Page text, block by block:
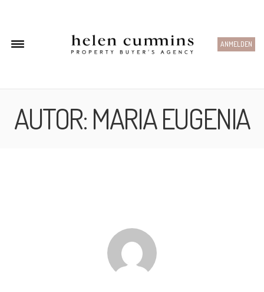
ANMELDEN
AUTOR: MARIA EUGENIA